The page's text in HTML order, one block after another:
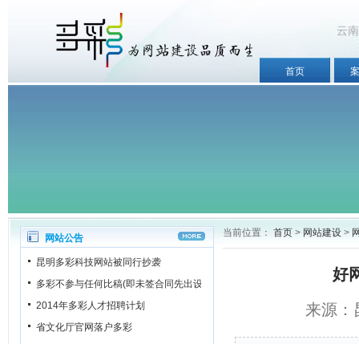
云
首页
网站公告
昆明多彩科技网站被同行抄袭
多彩不参与任何比稿(即未签合同先出设计稿)
2014年多彩人才招聘计划
省文化厅官网落户多彩
当前位置： 首页 > 网站建设 >
好
来源：